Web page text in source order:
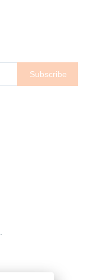
Subscribe